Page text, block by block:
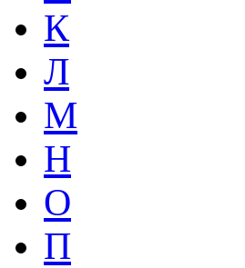
К
Л
М
Н
О
П